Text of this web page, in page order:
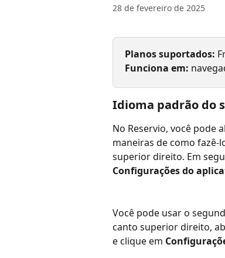
28 de fevereiro de 2025
Planos suportados:
Funciona em:
Idioma padrão do
No Reservio, você pode
maneiras de como fazê-
superior direito. Em
Configurações do
Você pode usar o
canto superior direito,
e clique em